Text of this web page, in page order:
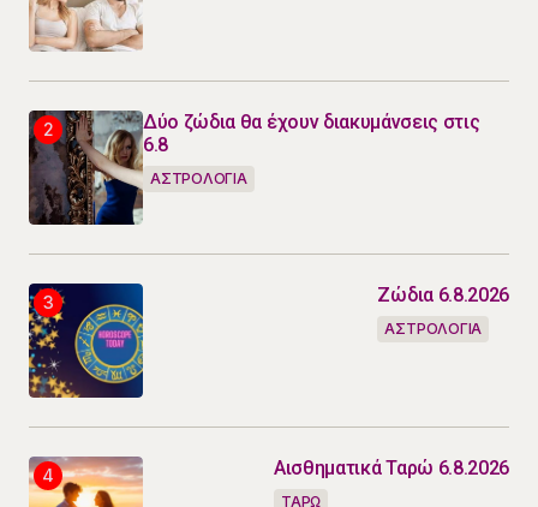
Δύο ζώδια θα έχουν διακυμάνσεις στις
6.8
ΑΣΤΡΟΛΟΓΙΑ
Ζώδια 6.8.2026
ΑΣΤΡΟΛΟΓΙΑ
Αισθηματικά Ταρώ 6.8.2026
ΤΑΡΩ